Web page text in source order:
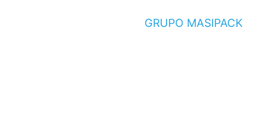
GRUPO MASIPACK